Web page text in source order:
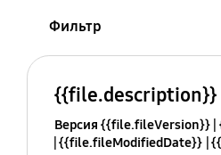
Фильтр
{{file.description}}
Версия {{file.fileVersion}}
{{file.fileModifiedDate}}